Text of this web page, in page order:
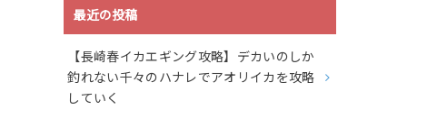
最近の投稿
【長崎春イカエギング攻略】デカいのしか
釣れない千々のハナレでアオリイカを攻略
していく